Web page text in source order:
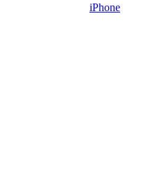
iPhone